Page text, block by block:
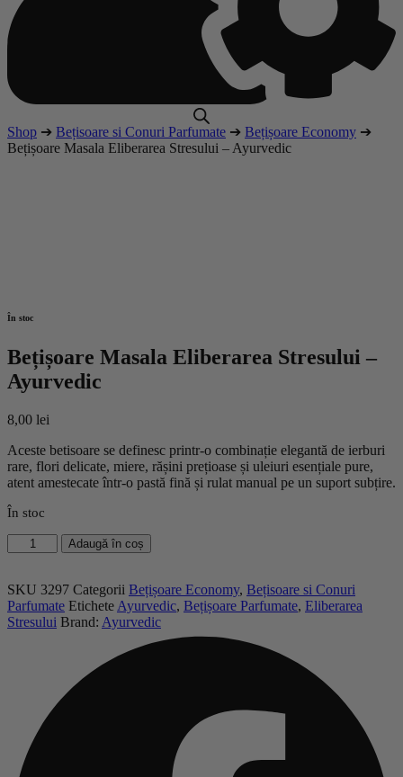
Shop ➔ Bețisoare si Conuri Parfumate ➔ Bețișoare Economy ➔
Bețișoare Masala Eliberarea Stresului – Ayurvedic
În stoc
Bețișoare Masala Eliberarea Stresului –
Ayurvedic
8,00 lei
Aceste betisoare se definesc printr-o combinație elegantă de ierburi
rare, flori delicate, miere, rășini prețioase și uleiuri esențiale pure,
atent amestecate într-o pastă fină și rulat manual pe un suport subțire.
În stoc
Cantitate
Bețișoare
Eliberarea
Stresului
-
Adaugă în coș
SKU 3297 Categorii Bețișoare Economy, Bețisoare si Conuri
Parfumate Etichete Ayurvedic, Bețișoare Parfumate, Eliberarea
Stresului Brand: Ayurvedic